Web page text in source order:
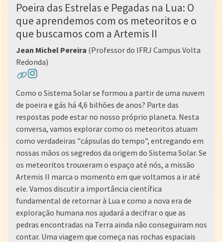
Poeira das Estrelas e Pegadas na Lua: O
que aprendemos com os meteoritos e o
que buscamos com a Artemis II
Jean Michel Pereira (Professor do IFRJ Campus Volta
Redonda)
Como o Sistema Solar se formou a partir de uma nuvem
de poeira e gás há 4,6 bilhões de anos? Parte das
respostas pode estar no nosso próprio planeta. Nesta
conversa, vamos explorar como os meteoritos atuam
como verdadeiras "cápsulas do tempo", entregando em
nossas mãos os segredos da origem do Sistema Solar. Se
os meteoritos trouxeram o espaço até nós, a missão
Artemis II marca o momento em que voltamos a ir até
ele. Vamos discutir a importância científica
fundamental de retornar à Lua e como a nova era de
exploração humana nos ajudará a decifrar o que as
pedras encontradas na Terra ainda não conseguiram nos
contar. Uma viagem que começa nas rochas espaciais